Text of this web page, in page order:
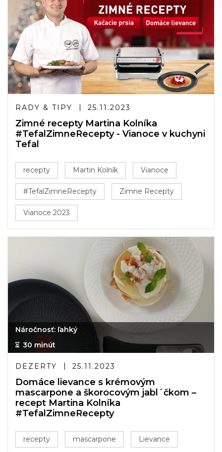
RADY & TIPY 25.11.2023
Zimné recepty Martina Kolníka
#TefalZimneRecepty - Vianoce v kuchyni
Tefal
recepty Martin Kolník Vianoce
#TefalZimneRecepty Zimne Recepty
Vianoce 2023
Náročnosť: ľahký
30 minút
DEZERTY 25.11.2023
Domáce lievance s krémovým
mascarpone a škorocovým jabl´čkom –
recept Martina Kolníka
#TefalZimneRecepty
recepty mascarpone Lievance